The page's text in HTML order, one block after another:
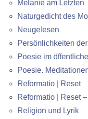
Melanie am Letzten
Naturgedicht des
Neugelesen
Persönlichkeiten
Poesie im
Poesie.
Reformatio | Reset
Reformatio | Reset
Religion und Lyrik